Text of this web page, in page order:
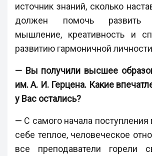
источник знаний, сколько
должен помочь развить
мышление, креативность и
развитию гармоничной
— Вы получили высшее
им. А. И. Герцена. Какие
у Вас остались?
— С самого начала
себе теплое, человеческое
все преподаватели горели